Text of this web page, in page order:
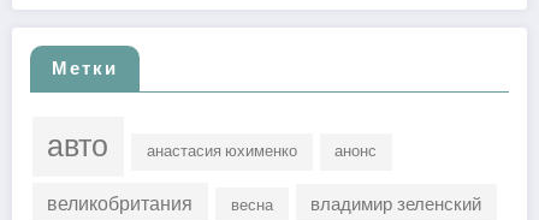
Метки
авто анастасия юхименко анонс
великобритания весна владимир зеленский